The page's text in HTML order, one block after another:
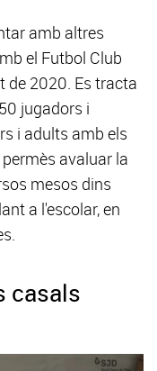
amb altres
el Futbol Club
de 2020. Es tracta
jugadors i
i adults amb els
avaluar la
mesos dins
a l'escolar, en
casals